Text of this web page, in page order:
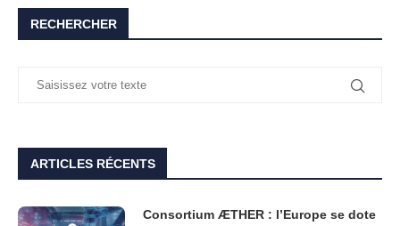
RECHERCHER
ARTICLES RÉCENTS
Consortium ÆTHER : l’Europe se dote